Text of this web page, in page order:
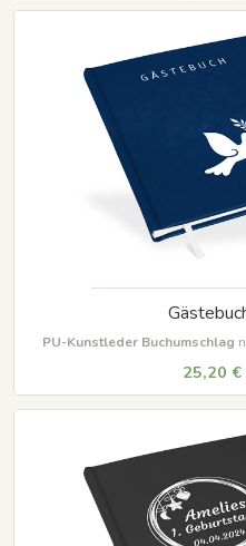
PU-Kunstleder Buchumschlag
25,20 €